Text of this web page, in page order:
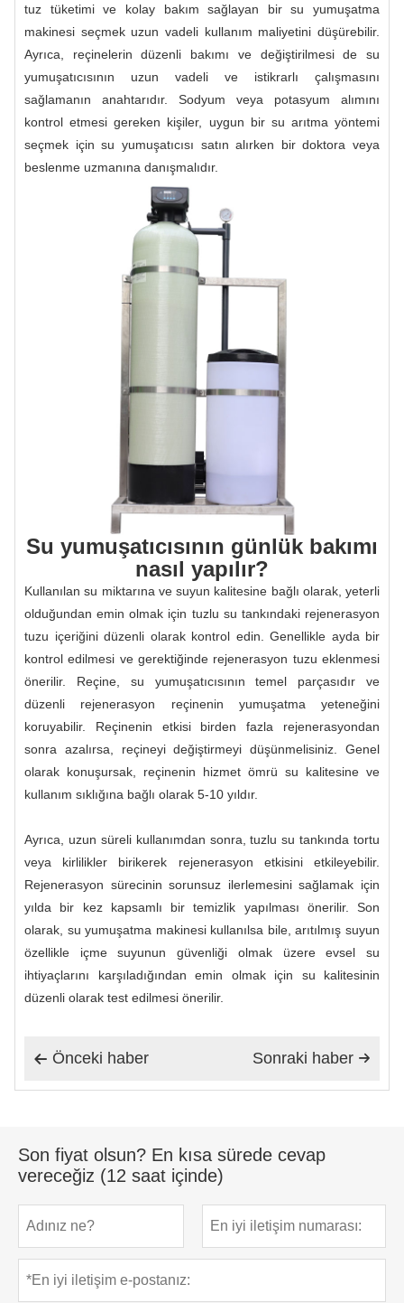
tuz tüketimi ve kolay bakım sağlayan bir su yumuşatma
makinesi seçmek uzun vadeli kullanım maliyetini düşürebilir.
Ayrıca, reçinelerin düzenli bakımı ve değiştirilmesi de su
yumuşatıcısının uzun vadeli ve istikrarlı çalışmasını
sağlamanın anahtarıdır. Sodyum veya potasyum alımını
kontrol etmesi gereken kişiler, uygun bir su arıtma yöntemi
seçmek için su yumuşatıcısı satın alırken bir doktora veya
beslenme uzmanına danışmalıdır.
Su yumuşatıcısının günlük bakımı
nasıl yapılır?
Kullanılan su miktarına ve suyun kalitesine bağlı olarak, yeterli
olduğundan emin olmak için tuzlu su tankındaki rejenerasyon
tuzu içeriğini düzenli olarak kontrol edin. Genellikle ayda bir
kontrol edilmesi ve gerektiğinde rejenerasyon tuzu eklenmesi
önerilir. Reçine, su yumuşatıcısının temel parçasıdır ve
düzenli rejenerasyon reçinenin yumuşatma yeteneğini
koruyabilir. Reçinenin etkisi birden fazla rejenerasyondan
sonra azalırsa, reçineyi değiştirmeyi düşünmelisiniz. Genel
olarak konuşursak, reçinenin hizmet ömrü su kalitesine ve
kullanım sıklığına bağlı olarak 5-10 yıldır.
Ayrıca, uzun süreli kullanımdan sonra, tuzlu su tankında tortu
veya kirlilikler birikerek rejenerasyon etkisini etkileyebilir.
Rejenerasyon sürecinin sorunsuz ilerlemesini sağlamak için
yılda bir kez kapsamlı bir temizlik yapılması önerilir. Son
olarak, su yumuşatma makinesi kullanılsa bile, arıtılmış suyun
özellikle içme suyunun güvenliği olmak üzere evsel su
ihtiyaçlarını karşıladığından emin olmak için su kalitesinin
düzenli olarak test edilmesi önerilir.
 Önceki haber 
Sonraki haber
Son fiyat olsun? En kısa sürede cevap
vereceğiz (12 saat içinde)